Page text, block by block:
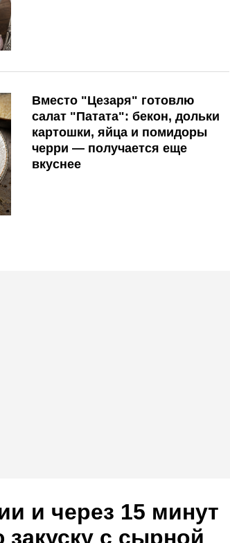
Вместо "Цезаря" готовлю
салат "Патата": бекон, дольки
картошки, яйца и помидоры
черри — получается еще
вкуснее
и через 15 минут
с сырной